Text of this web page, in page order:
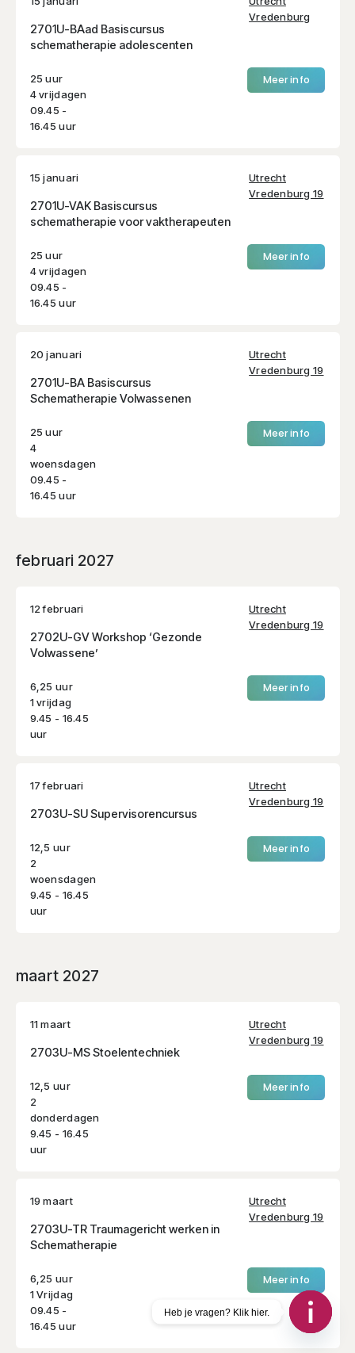
Vredenburg
2701U-BAad Basiscursus
schematherapie adolescenten
25 uur
4 vrijdagen
09.45 -
16.45 uur
Meer info
15 januari
Utrecht
Vredenburg 19
2701U-VAK Basiscursus
schematherapie voor vaktherapeuten
25 uur
4 vrijdagen
09.45 -
16.45 uur
Meer info
20 januari
Utrecht
Vredenburg 19
2701U-BA Basiscursus
Schematherapie Volwassenen
25 uur
4
woensdagen
09.45 -
16.45 uur
Meer info
februari 2027
12 februari
Utrecht
Vredenburg 19
2702U-GV Workshop ‘Gezonde
Volwassene’
6,25 uur
1 vrijdag
9.45 - 16.45
uur
Meer info
17 februari
Utrecht
Vredenburg 19
2703U-SU Supervisorencursus
12,5 uur
2
woensdagen
9.45 - 16.45
uur
Meer info
maart 2027
11 maart
Utrecht
Vredenburg 19
2703U-MS Stoelentechniek
12,5 uur
2
donderdagen
9.45 - 16.45
uur
Meer info
19 maart
Utrecht
Vredenburg 19
2703U-TR Traumagericht werken in
Schematherapie
6,25 uur
1 Vrijdag
09.45 -
16.45 uur
Meer info
Heb je vragen? Klik hier.